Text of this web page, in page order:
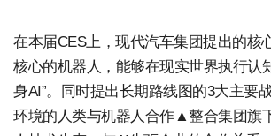
在本届CES上，现代汽车集团提出的核
核心的机器人，能够在现实世界执行认
身AI”。同时提出长期路线图的3大主要
环境的人类与机器人合作▲整合集团旗